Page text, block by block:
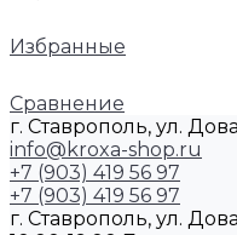
Избранные
Сравнение
г. Ставрополь, ул.
info@kroxa-shop.ru
+7 (903) 419 56 97
+7 (903) 419 56 97
г. Ставрополь, ул.